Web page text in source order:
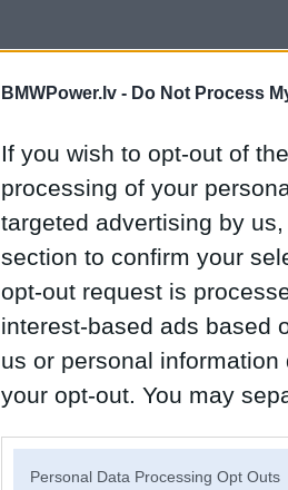
BMWPower.lv - Do Not Process
If you wish to opt-out of
processing of your
targeted advertising by
section to confirm your
opt-out request is
interest-based ads based
us or personal
your opt-out. You may
Personal Data Processing Opt Outs